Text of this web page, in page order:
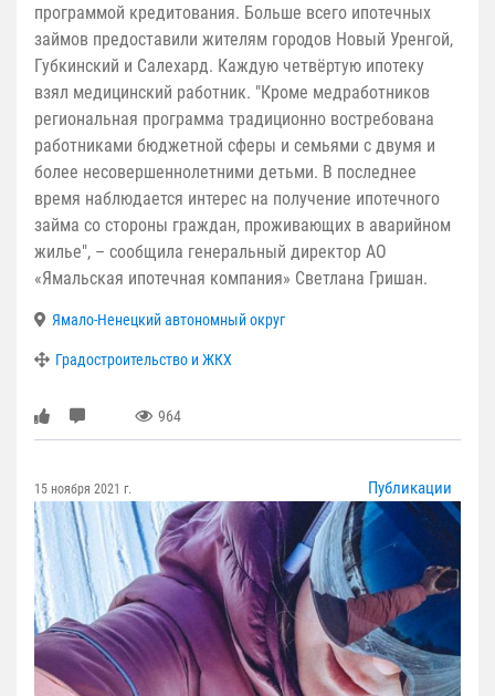
программой кредитования. Больше всего ипотечных
займов предоставили жителям городов Новый Уренгой,
Губкинский и Салехард. Каждую четвёртую ипотеку
взял медицинский работник. "Кроме медработников
региональная программа традиционно востребована
работниками бюджетной сферы и семьями с двумя и
более несовершеннолетними детьми. В последнее
время наблюдается интерес на получение ипотечного
займа со стороны граждан, проживающих в аварийном
жилье", – сообщила генеральный директор АО
«Ямальская ипотечная компания» Светлана Гришан.
Ямало-Ненецкий автономный округ
Градостроительство и ЖКХ
964
15 ноября 2021 г. Публикации